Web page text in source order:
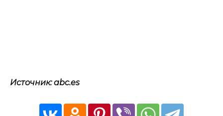
Источник: abc.es